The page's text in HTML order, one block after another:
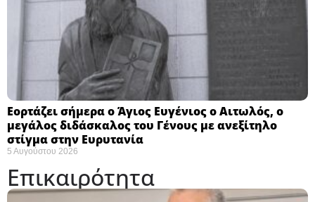
Εορτάζει σήμερα ο Άγιος Ευγένιος ο Αιτωλός, ο
μεγάλος διδάσκαλος του Γένους με ανεξίτηλο
στίγμα στην Ευρυτανία
5 Αυγούστου 2026
Επικαιρότητα